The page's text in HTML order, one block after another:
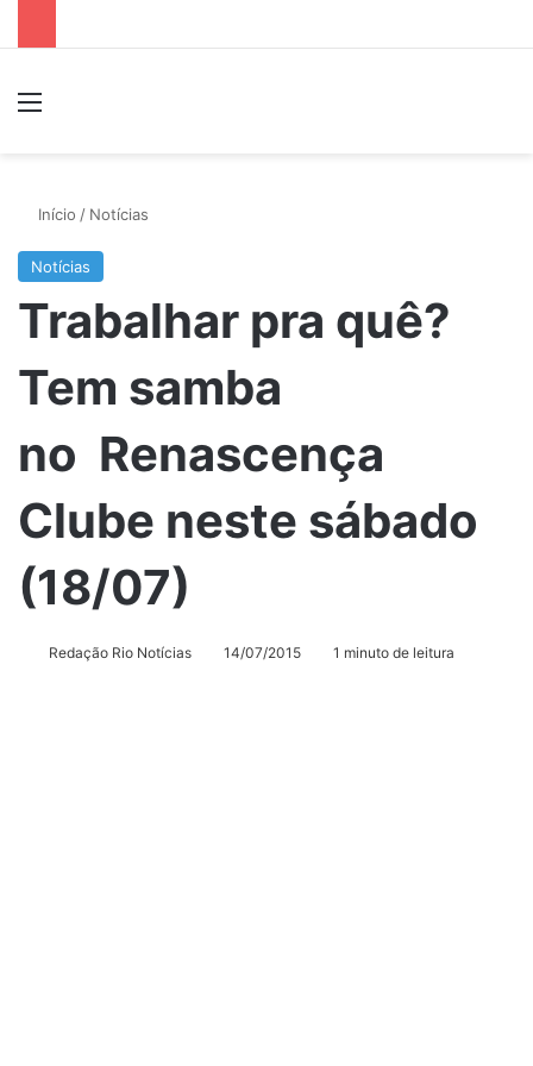
Início / Notícias
Notícias
Trabalhar pra quê?
Tem samba
no Renascença
Clube neste sábado
(18/07)
Redação Rio Notícias 14/07/2015 1 minuto de leitura